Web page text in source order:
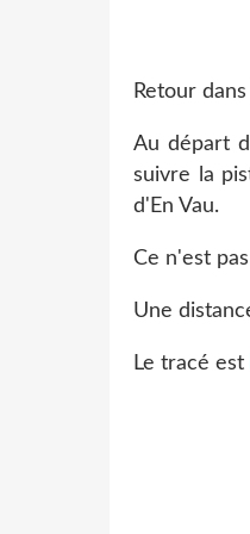
Retour
Au départ
suivre la
d'En Vau.
Ce n'est
Une
Le tracé est